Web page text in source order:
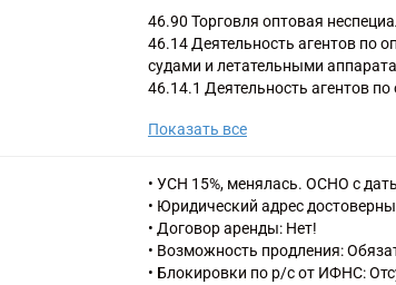
46.90 Торговля оптовая
46.14 Деятельность агентов по
судами и летательными
46.14.1 Деятельность агентов
46.15.1 Деятельность агентов по
включенными в другие
46.16.1 Деятельность агентов
46.18.99 Деятельность
не включенными в другие
46.6 Торговля оптовая
Показать все
• УСН 15%, менялась. ОСНО с
• Юридический адрес
• Договор аренды: Нет!
• Возможность продления:
• Блокировки по р/с от ИФНС: